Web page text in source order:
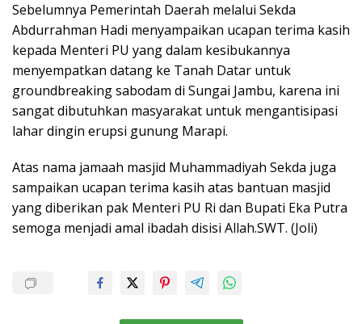
Sebelumnya Pemerintah Daerah melalui Sekda
Abdurrahman Hadi menyampaikan ucapan terima kasih
kepada Menteri PU yang dalam kesibukannya
menyempatkan datang ke Tanah Datar untuk
groundbreaking sabodam di Sungai Jambu, karena ini
sangat dibutuhkan masyarakat untuk mengantisipasi
lahar dingin erupsi gunung Marapi.
Atas nama jamaah masjid Muhammadiyah Sekda juga
sampaikan ucapan terima kasih atas bantuan masjid
yang diberikan pak Menteri PU Ri dan Bupati Eka Putra
semoga menjadi amal ibadah disisi Allah.SWT. (Joli)